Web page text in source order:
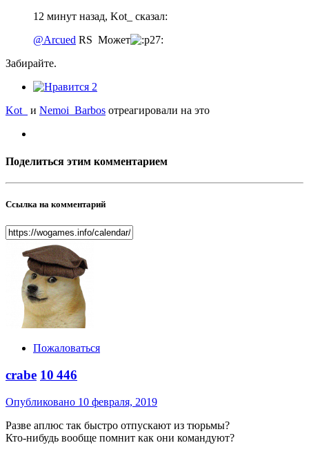
12 минут назад, Kot_ сказал:
@Arcued RS Может
Забирайте.
2
Kot_
и Nemoi_Barbos отреагировали на это
Поделиться этим комментарием
Ссылка на комментарий
Пожаловаться
crabe 10 446
Опубликовано 10 февраля, 2019
Разве аплюс так быстро отпускают из тюрьмы?
Кто-нибудь вообще помнит как они командуют?